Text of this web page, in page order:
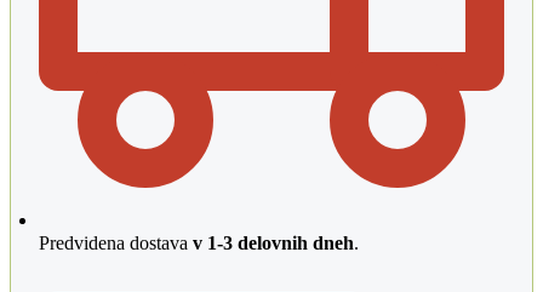
Predvidena dostava v 1-3 delovnih dneh.